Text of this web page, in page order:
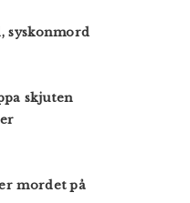
syskonmord
skjuten
mordet på